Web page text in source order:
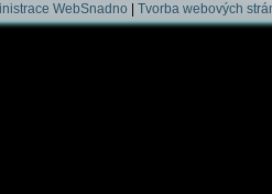
WebSnadno Tvorba webových